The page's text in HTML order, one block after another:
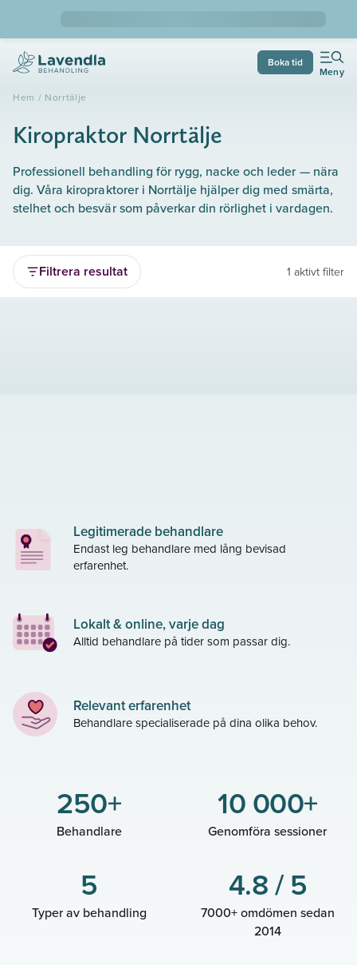
Boka tid
Meny
Hem / Norrtälje
Kiropraktor Norrtälje
Professionell behandling för rygg, nacke och leder — nära
dig. Våra kiropraktorer i Norrtälje hjälper dig med smärta,
stelhet och besvär som påverkar din rörlighet i vardagen.
Filtrera resultat 1 aktivt filter
Legitimerade behandlare
Endast leg behandlare med lång bevisad
erfarenhet.
Lokalt & online, varje dag
Alltid behandlare på tider som passar dig.
Relevant erfarenhet
Behandlare specialiserade på dina olika behov.
250+
Behandlare
10 000+
Genomföra sessioner
5
Typer av behandling
4.8 / 5
7000+ omdömen sedan
2014